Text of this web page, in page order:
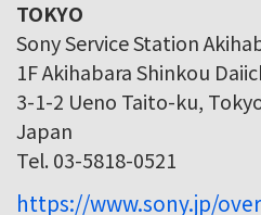
TOKYO
Sony Service Station
1F Akihabara Shinkou
3-1-2 Ueno Taito-ku,
Japan
Tel. 03-5818-0521
https://www.sony.jp/